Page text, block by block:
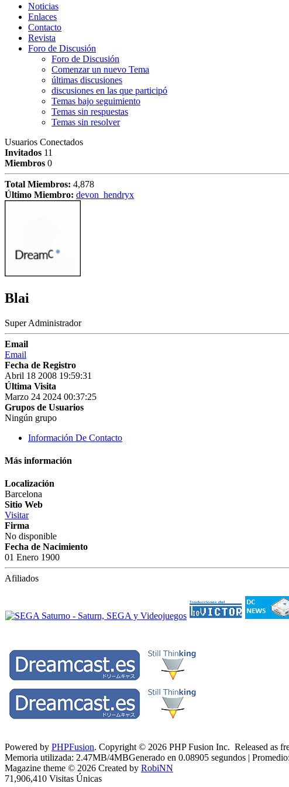
Noticias
Enlaces
Contacto
Revista
Foro de Discusión
Foro de Discusión
Comenzar un nuevo Tema
últimas discusiones
discusiones en las que participó
Temas bajo seguimiento
Temas sin respuestas
Temas sin resolver
Usuarios Conectados
Invitados 11
Miembros 0
Total Miembros: 4,878
Último Miembro: devon_hendryx
Blai
Super Administrador
Email
Email
Fecha de Registro
Abril 18 2008 19:59:31
Última Visita
Marzo 24 2024 00:37:25
Grupos de Usuarios
Ningún grupo
Información De Contacto
Más información
Localización
Barcelona
Sitio Web
Visitar
Firma
No disponible
Fecha de Nacimiento
01 Enero 1900
Afiliados
Powered by PHPFusion. Copyright © 2026 PHP Fusion Inc. Released as
Memoria utilizada: 2.47MB/4MBGenerado en 0.08905 segundos |
Magazine theme © 2026 Created by RobiNN
71,906,410 Visitas Únicas